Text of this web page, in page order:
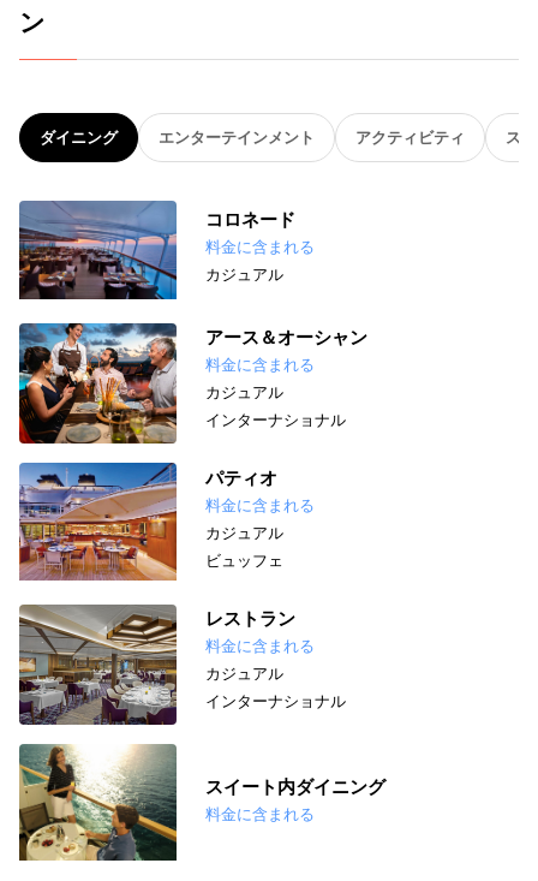
ン
ダイニング エンターテインメント アクティビティ ス
コロネード
料金に含まれる
カジュアル
アース＆オーシャン
料金に含まれる
カジュアル
インターナショナル
パティオ
料金に含まれる
カジュアル
ビュッフェ
レストラン
料金に含まれる
カジュアル
インターナショナル
スイート内ダイニング
料金に含まれる